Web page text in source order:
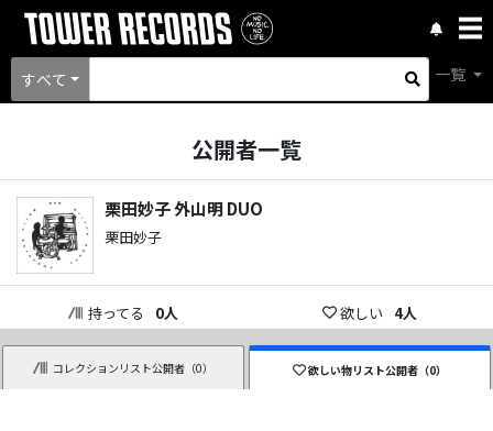
すべて 一覧
公開者一覧
栗田妙子 外山明 DUO
栗田妙子
持ってる 0人 欲しい 4人
コレクションリスト公開者（0） 欲しい物リスト公開者（0）